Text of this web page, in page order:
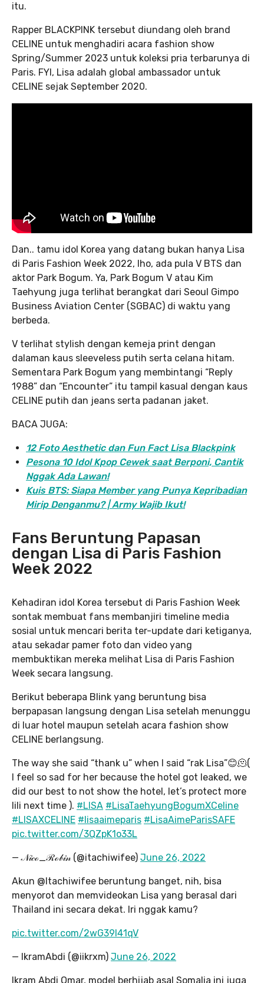
itu.
Rapper BLACKPINK tersebut diundang oleh brand
CELINE untuk menghadiri acara fashion show
Spring/Summer 2023 untuk koleksi pria terbarunya di
Paris. FYI, Lisa adalah global ambassador untuk
CELINE sejak September 2020.
Dan.. tamu idol Korea yang datang bukan hanya Lisa
di Paris Fashion Week 2022, lho, ada pula V BTS dan
aktor Park Bogum. Ya, Park Bogum V atau Kim
Taehyung juga terlihat berangkat dari Seoul Gimpo
Business Aviation Center (SGBAC) di waktu yang
berbeda.
V terlihat stylish dengan kemeja print dengan
dalaman kaus sleeveless putih serta celana hitam.
Sementara Park Bogum yang membintangi “Reply
1988” dan “Encounter” itu tampil kasual dengan kaus
CELINE putih dan jeans serta padanan jaket.
BACA JUGA:
12 Foto Aesthetic dan Fun Fact Lisa Blackpink
Pesona 10 Idol Kpop Cewek saat Berponi, Cantik
Nggak Ada Lawan!
Kuis BTS: Siapa Member yang Punya Kepribadian
Mirip Denganmu? | Army Wajib Ikut!
Fans Beruntung Papasan
dengan Lisa di Paris Fashion
Week 2022
Kehadiran idol Korea tersebut di Paris Fashion Week
sontak membuat fans membanjiri timeline media
sosial untuk mencari berita ter-update dari ketiganya,
atau sekadar pamer foto dan video yang
membuktikan mereka melihat Lisa di Paris Fashion
Week secara langsung.
Berikut beberapa Blink yang beruntung bisa
berpapasan langsung dengan Lisa setelah menunggu
di luar hotel maupun setelah acara fashion show
CELINE berlangsung.
The way she said “thank u” when I said “rak Lisa”😊🫠(
I feel so sad for her because the hotel got leaked, we
did our best to not show the hotel, let’s protect more
lili next time ). #LISA #LisaTaehyungBogumXCeline
#LISAXCELINE #lisaaimeparis #LisaAimeParisSAFE
pic.twitter.com/3QZpK1o33L
— 𝒩𝒾𝒸ℴ_ℛℴ𝒷𝒾𝓃 (@itachiwifee) June 26, 2022
Akun @Itachiwifee beruntung banget, nih, bisa
menyorot dan memvideokan Lisa yang berasal dari
Thailand ini secara dekat. Iri nggak kamu?
pic.twitter.com/2wG39l41qV
— IkramAbdi (@iikrxm) June 26, 2022
Ikram Abdi Omar, model berhijab asal Somalia ini juga